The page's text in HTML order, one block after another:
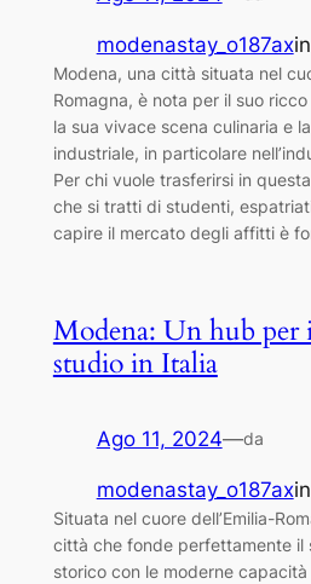
modenastay_o187axin
Modena, una città situata nel
Romagna, è nota per il suo
la sua vivace scena culinaria e
industriale, in particolare
Per chi vuole trasferirsi in
che si tratti di studenti,
capire il mercato degli affitti è
Modena: Un hub per
studio in Italia
Ago 11, 2024—da
modenastay_o187axin
Situata nel cuore dell’Emilia-
città che fonde perfettamente il
storico con le moderne